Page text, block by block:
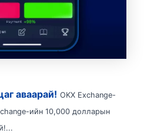
аваарай! OKX Exchange-
ийн 10,000 долларын